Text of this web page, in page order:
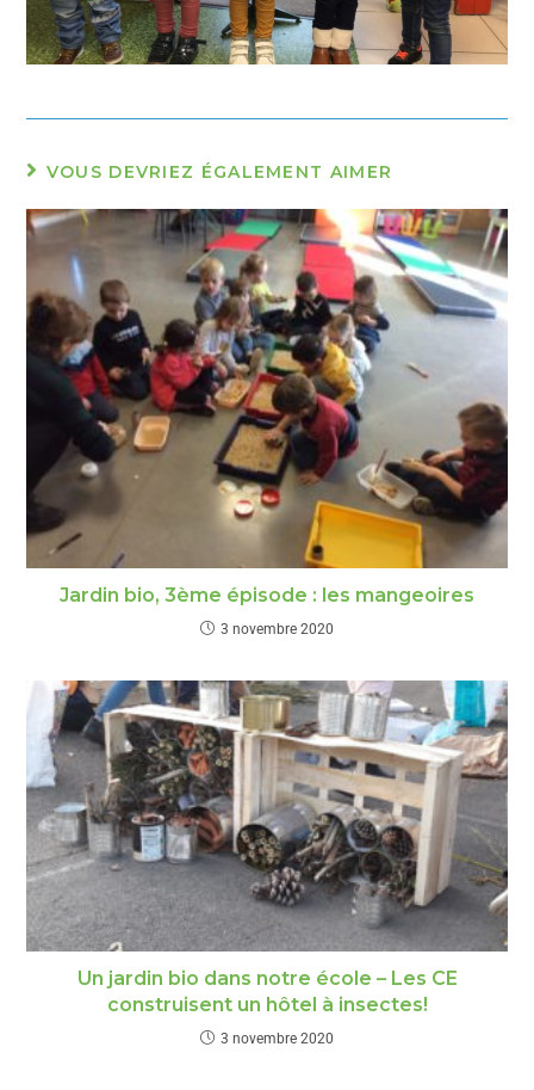
VOUS DEVRIEZ ÉGALEMENT AIMER
Jardin bio, 3ème épisode : les mangeoires
3 novembre 2020
Un jardin bio dans notre école – Les CE
construisent un hôtel à insectes!
3 novembre 2020